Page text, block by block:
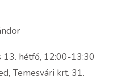
hétfő, 12:00-13:30
Temesvári krt. 31.